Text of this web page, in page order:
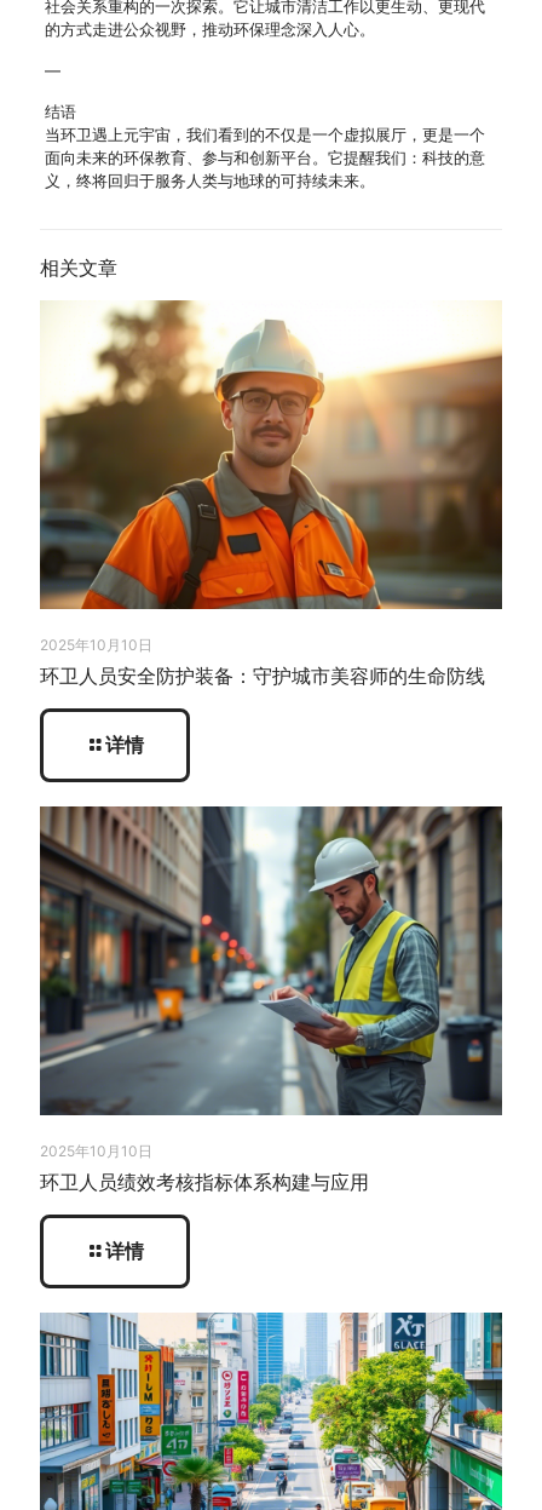
社会关系重构的一次探索。它让城市清洁工作以更生动、更现代
的方式走进公众视野，推动环保理念深入人心。
—
结语
当环卫遇上元宇宙，我们看到的不仅是一个虚拟展厅，更是一个
面向未来的环保教育、参与和创新平台。它提醒我们：科技的意
义，终将回归于服务人类与地球的可持续未来。
相关文章
2025年10月10日
环卫人员安全防护装备：守护城市美容师的生命防线
详情
2025年10月10日
环卫人员绩效考核指标体系构建与应用
详情